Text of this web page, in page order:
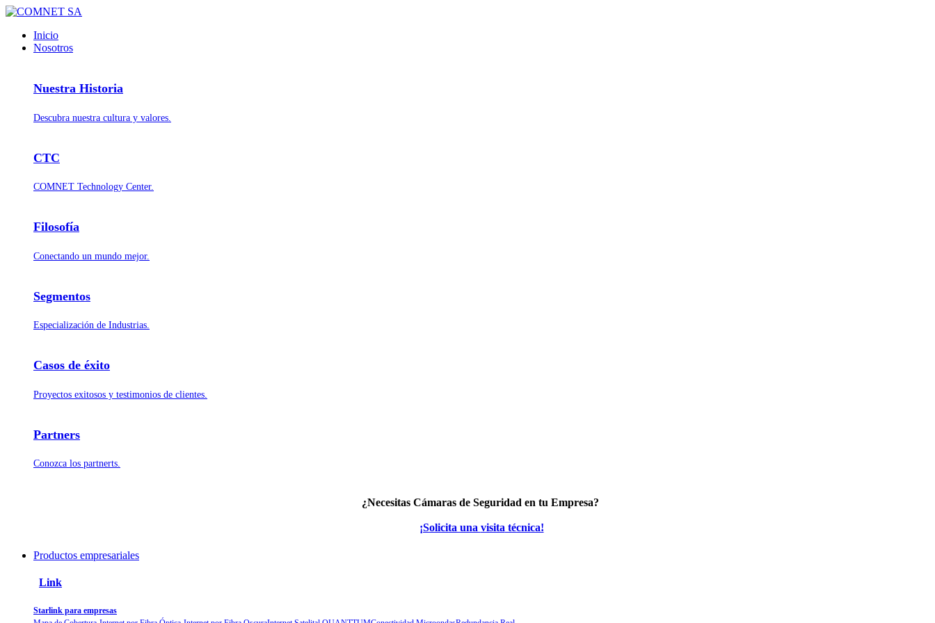
Inicio
Nosotros
Nuestra Historia
Descubra nuestra cultura y valores.
CTC
COMNET Technology Center.
Filosofía
Conectando un mundo mejor.
Segmentos
Especialización de Industrias.
Casos de éxito
Proyectos exitosos y testimonios de clientes.
Partners
Conozca los partnerts.
¿Necesitas Cámaras de Seguridaden tu Empresa?
¡Solicita una visitatécnica!
Productos empresariales
Link
Starlink para empresas